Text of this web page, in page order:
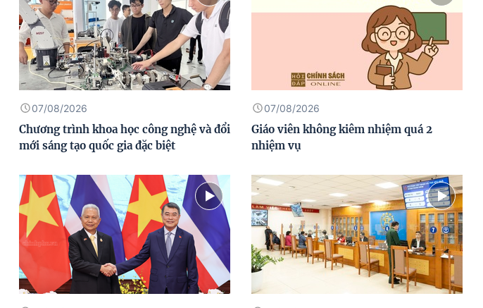
07/08/2026
Chương trình khoa học công nghệ và đổi
mới sáng tạo quốc gia đặc biệt
07/08/2026
Giáo viên không kiêm nhiệm quá 2
nhiệm vụ